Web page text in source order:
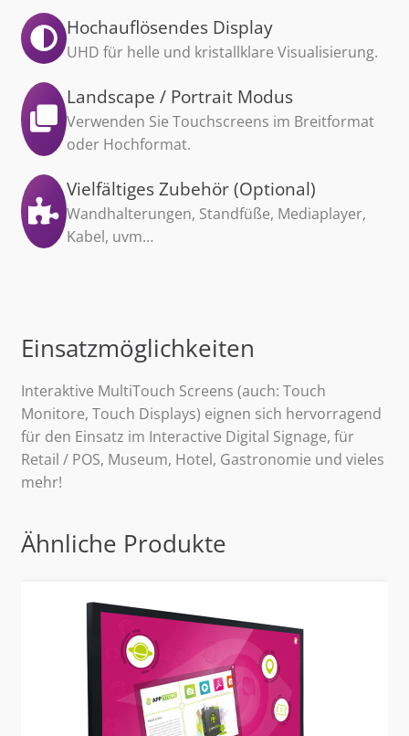
Hochauflösendes Display
UHD für helle und kristallklare Visualisierung.
Landscape / Portrait Modus
Verwenden Sie Touchscreens im Breitformat
oder Hochformat.
Vielfältiges Zubehör (Optional)
Wandhalterungen, Standfüße, Mediaplayer,
Kabel, uvm…
Einsatzmöglichkeiten
Interaktive MultiTouch Screens (auch: Touch
Monitore, Touch Displays) eignen sich hervorragend
für den Einsatz im Interactive Digital Signage, für
Retail / POS, Museum, Hotel, Gastronomie und vieles
mehr!
Ähnliche Produkte